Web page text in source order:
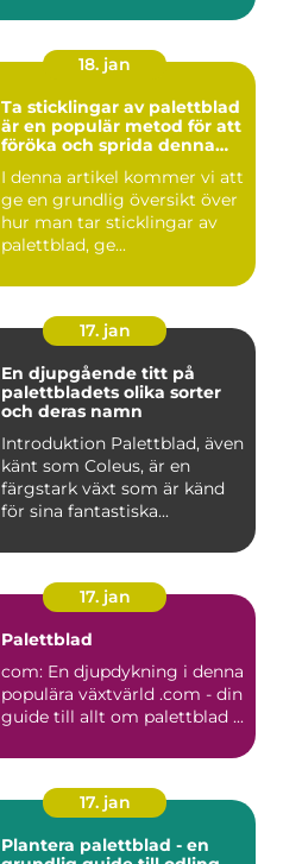
18. jan
Ta sticklingar av palettblad
är en populär metod för att
föröka och sprida denna
I denna artikel kommer vi att
ge en grundlig översikt över
hur man tar sticklingar av
palettblad, ge...
17. jan
En djupgående titt på
palettbladets olika sorter
och deras namn
Introduktion Palettblad, även
känt som Coleus, är en
färgstark växt som är känd
för sina fantastiska...
17. jan
Palettblad
com: En djupdykning i denna
populära växtvärld .com - din
guide till allt om palettblad ...
17. jan
Plantera palettblad - en